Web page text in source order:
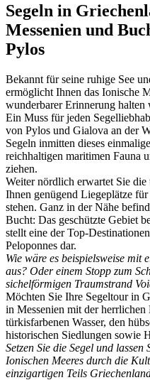
Segeln in
Messenien und
Pylos
Bekannt für seine ruhige See
ermöglicht Ihnen das Ionische
wunderbarer Erinnerung halten
Ein Muss für jeden
von Pylos und Gialova an der
Segeln inmitten dieses
reichhaltigen maritimen Fauna
ziehen.
Weiter nördlich erwartet Sie
Ihnen genügend Liegeplätze
stehen. Ganz in der Nähe
Bucht: Das geschützte Gebiet
stellt eine der Top-
Peloponnes dar.
Wie wäre es beispielsweise mit
aus? Oder einem Stopp zum
sichelförmigen Traumstrand
Möchten Sie Ihre Segeltour in
in Messenien mit der herrlichen
türkisfarbenen Wasser, den
historischen Siedlungen sowie
Setzen Sie die Segel und lassen
Ionischen Meeres durch die
einzigartigen Teils